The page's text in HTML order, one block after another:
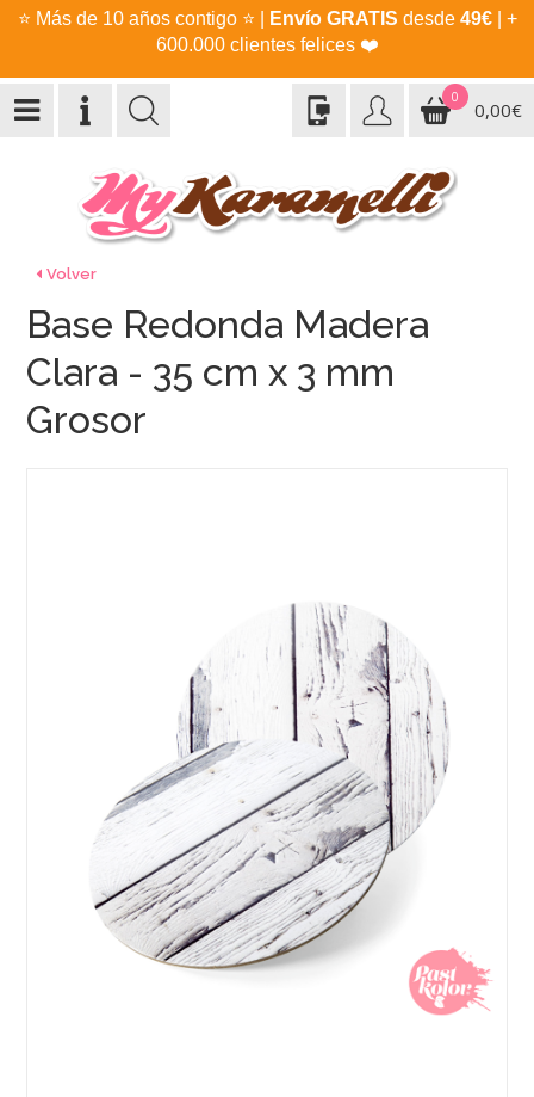
⭐ Más de 10 años contigo ⭐ Envío GRATIS desde 49€| +
600.000 clientes felices ❤️
0
0,00€
Volver
Base Redonda Madera
Clara - 35 cm x 3 mm
Grosor